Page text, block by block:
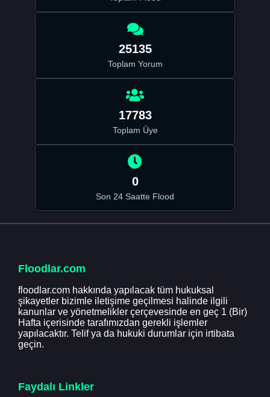
25135
Toplam Yorum
17783
Toplam Üye
0
Son 24 Saatte Flood
Floodlar.com
floodlar.com hakkında yapılacak tüm hukuksal
şikayetler bizimle iletişime geçilmesi halinde ilgili
kanunlar ve yönetmelikler çerçevesinde en geç 1 (Bir)
Hafta içerisinde tarafımızdan gerekli işlemler
yapılacaktır. Telif ya da hukuki durumlar için irtibata
geçin.
Faydalı Linkler